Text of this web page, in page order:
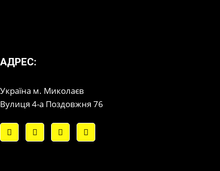
АДРЕС:
Україна м. Миколаєв
Вулиця 4-а Поздовжня 76